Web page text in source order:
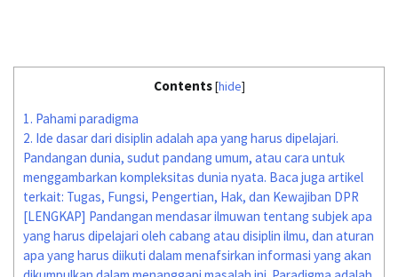
Contents [hide]
1. Pahami paradigma
2. Ide dasar dari disiplin adalah apa yang harus dipelajari.
Pandangan dunia, sudut pandang umum, atau cara untuk
menggambarkan kompleksitas dunia nyata. Baca juga artikel
terkait: Tugas, Fungsi, Pengertian, Hak, dan Kewajiban DPR
[LENGKAP] Pandangan mendasar ilmuwan tentang subjek apa
yang harus dipelajari oleh cabang atau disiplin ilmu, dan aturan
apa yang harus diikuti dalam menafsirkan informasi yang akan